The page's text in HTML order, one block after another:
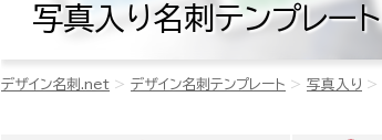
写真入り名刺テンプレート
デザイン名刺.net デザイン名刺テンプレート 写真入り